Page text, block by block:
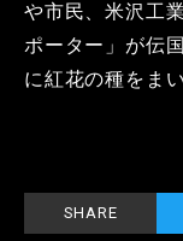
や市民、米沢工
ポーター」が伝
に紅花の種をまい
SHARE